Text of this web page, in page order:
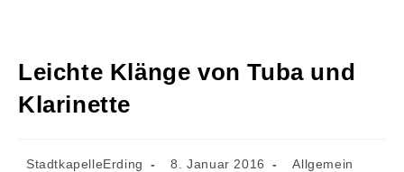
Leichte Klänge von Tuba und
Klarinette
Beitrags-
StadtkapelleErding
Beitrag
8. Januar 2016
Beitrags-
Allgemein